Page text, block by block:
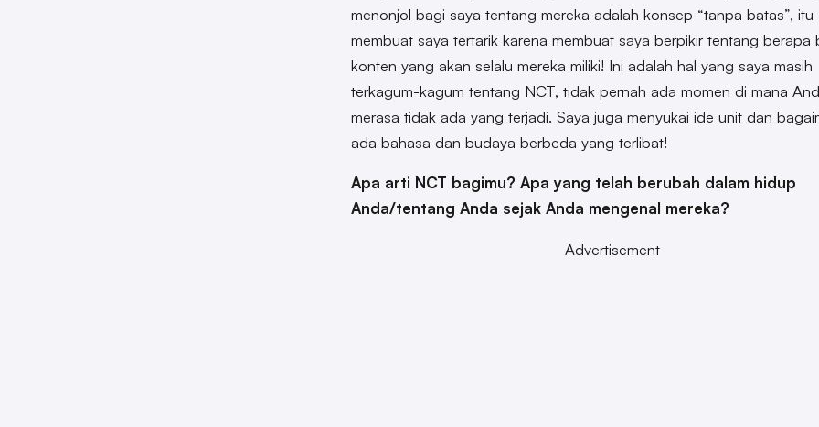
menonjol bagi saya tentang mereka adalah konsep “tanpa batas”, itu
membuat saya tertarik karena membuat saya berpikir tentang berapa
konten yang akan selalu mereka miliki! Ini adalah hal yang saya masih
terkagum-kagum tentang NCT, tidak pernah ada momen di mana
merasa tidak ada yang terjadi. Saya juga menyukai ide unit dan
ada bahasa dan budaya berbeda yang terlibat!
Apa arti NCT bagimu? Apa yang telah berubah dalam hidup
Anda/tentang Anda sejak Anda mengenal mereka?
Advertisement